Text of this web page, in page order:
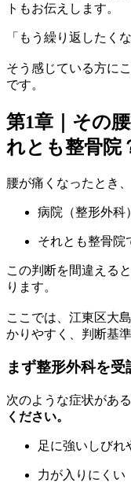
トもお伝えします。
「もう繰り返したくな
そう感じている方に
です。
第1章｜その
れとも整骨院
腰が痛くなったとき
病院（整形外科
それとも整骨院
この判断を間違える
ります。
ここでは、江東区大
かりやすく、判断基
まず整形外科を受
次のような症状がある
ください。
足に強いしびれ
力が入りにくい